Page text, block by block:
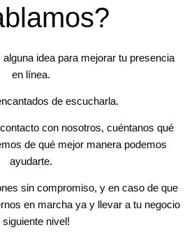
idea para mejorar tu presencia
en línea.
de escucharla.
con nosotros, cuéntanos qué
de qué mejor manera podemos
ayudarte.
sin compromiso, y en caso de que
en marcha ya y llevar a tu negocio
siguiente nivel!